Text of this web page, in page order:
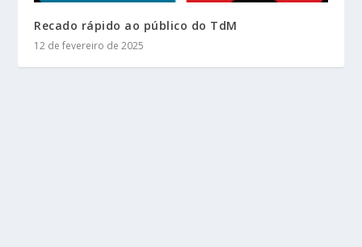
Recado rápido ao público do TdM
12 de fevereiro de 2025